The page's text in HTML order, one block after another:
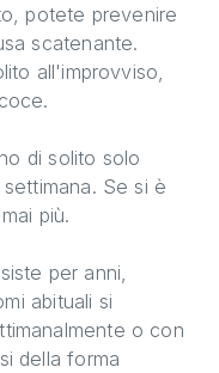
potete prevenire
scatenante.
all'improvviso,
di solito solo
Se si è
più.
per anni,
abituali si
o con
della forma